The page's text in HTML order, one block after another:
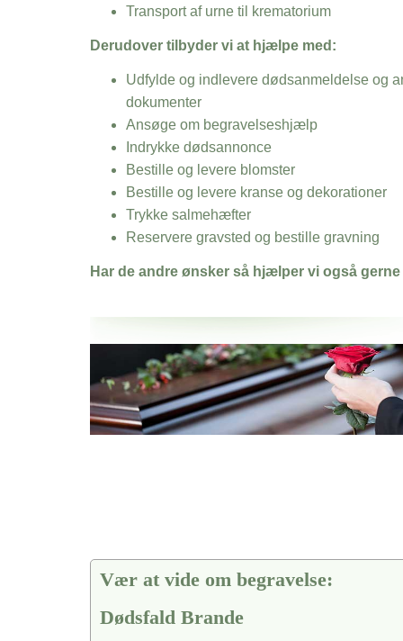
Transport af urne til krematorium
Derudover tilbyder vi at hjælpe med:
Udfylde og indlevere dødsanmeldelse og
dokumenter
Ansøge om begravelseshjælp
Indrykke dødsannonce
Bestille og levere blomster
Bestille og levere kranse og dekorationer
Trykke salmehæfter
Reservere gravsted og bestille gravning
Har de andre ønsker så hjælper vi også gerne
Her hos os får du altid en god afslutning når det gælder
Dødsfald Brande
vi hjælper i alle faser af begravelsel
Vær at vide om begravelse:
Dødsfald Brande